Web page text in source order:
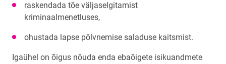
raskendada tõe väljaselgitamist
kriminaalmenetluses,
ohustada lapse põlvnemise saladuse kaitsmist.
Igaühel on õigus nõuda enda ebaõigete isikuandmete